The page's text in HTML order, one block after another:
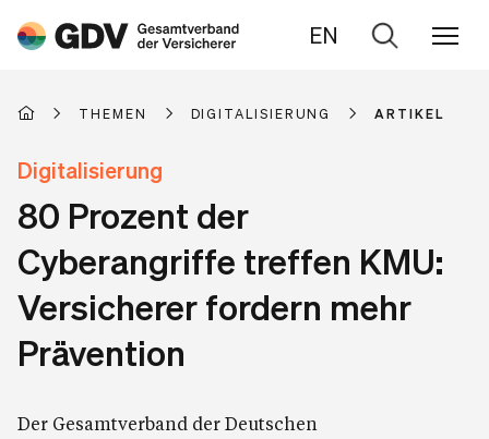
EN
Zur
THEMEN DIGITALISIERUNG ARTIKEL
Digitalisierung
80 Prozent der
Cyberangriffe treffen KMU:
Versicherer fordern mehr
Prävention
Der Gesamtverband der Deutschen